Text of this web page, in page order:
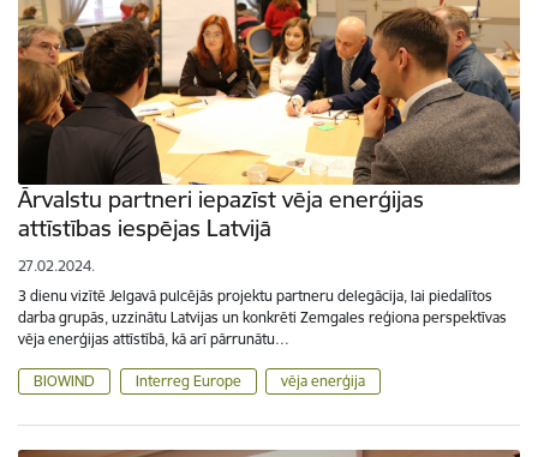
Ārvalstu partneri iepazīst vēja enerģijas
attīstības iespējas Latvijā
27.02.2024.
3 dienu vizītē Jelgavā pulcējās projektu partneru delegācija, lai piedalītos
darba grupās, uzzinātu Latvijas un konkrēti Zemgales reģiona perspektīvas
vēja enerģijas attīstībā, kā arī pārrunātu…
BIOWIND Interreg Europe vēja enerģija